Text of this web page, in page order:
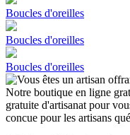
Boucles d'oreilles
Boucles d'oreilles
Boucles d'oreilles